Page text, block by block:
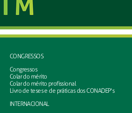
CONGRESSOS
Congressos
Colar do mérito
Colar do mérito profissional
Livro de teses e de práticas dos CONADEP's
INTERNACIONAL